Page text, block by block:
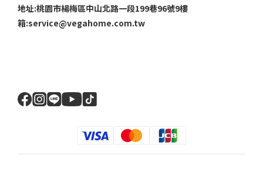
地址:桃園市楊梅區中山北路一段199巷96號9樓
箱:service@vegahome.com.tw